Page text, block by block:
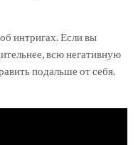
интригах. Если вы
всю негативную
подальше от себя.